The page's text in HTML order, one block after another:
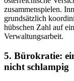
zusammenspielen.
grundsätzlich
hübschen Zahl auf
Verwaltungsarbeit.
5. Bürokratie:
nicht schlampig